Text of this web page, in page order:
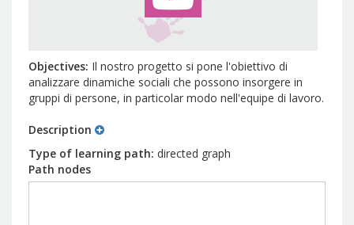
Objectives Il nostro progetto si pone l'obiettivo di
analizzare dinamiche sociali che possono insorgere in
gruppi di persone, in particolar modo nell'equipe di lavoro.
Description
Type of learning path directed graph
Path nodes